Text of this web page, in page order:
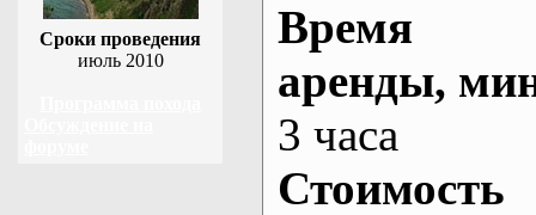
Сроки проведения
июль 2010
Время
аренды,
3 часа
Стоимость